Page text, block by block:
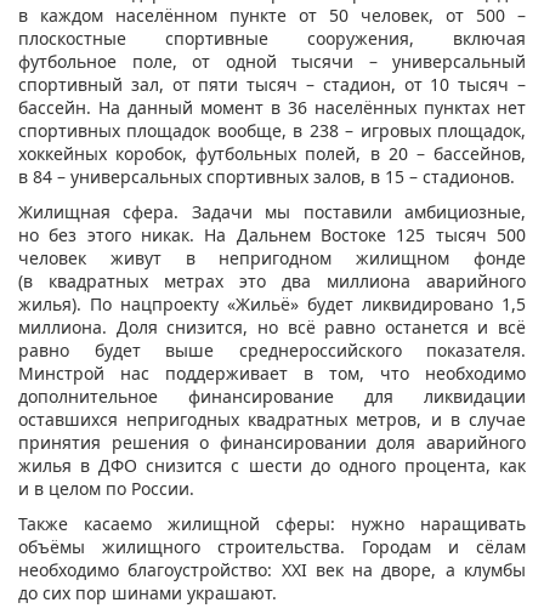
в каждом населённом пункте от 50 человек, от 500 –
плоскостные спортивные сооружения, включая
футбольное поле, от одной тысячи – универсальный
спортивный зал, от пяти тысяч – стадион, от 10 тысяч –
бассейн. На данный момент в 36 населённых пунктах нет
спортивных площадок вообще, в 238 – игровых площадок,
хоккейных коробок, футбольных полей, в 20 – бассейнов,
в 84 – универсальных спортивных залов, в 15 – стадионов.
Жилищная сфера. Задачи мы поставили амбициозные,
но без этого никак. На Дальнем Востоке 125 тысяч 500
человек живут в непригодном жилищном фонде
(в квадратных метрах это два миллиона аварийного
жилья). По нацпроекту «Жильё» будет ликвидировано 1,5
миллиона. Доля снизится, но всё равно останется и всё
равно будет выше среднероссийского показателя.
Минстрой нас поддерживает в том, что необходимо
дополнительное финансирование для ликвидации
оставшихся непригодных квадратных метров, и в случае
принятия решения о финансировании доля аварийного
жилья в ДФО снизится с шести до одного процента, как
и в целом по России.
Также касаемо жилищной сферы: нужно наращивать
объёмы жилищного строительства. Городам и сёлам
необходимо благоустройство: XXI век на дворе, а клумбы
до сих пор шинами украшают.